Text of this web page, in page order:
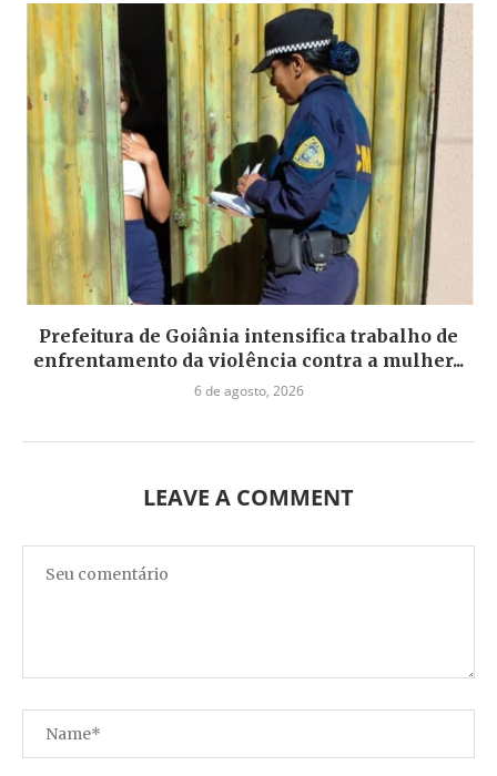
Prefeitura de Goiânia intensifica trabalho de
enfrentamento da violência contra a mulher...
6 de agosto, 2026
LEAVE A COMMENT